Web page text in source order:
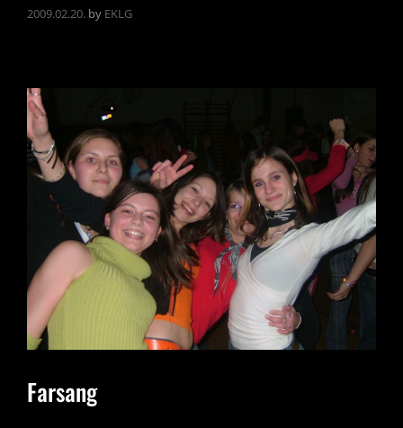
2009.02.20. by EKLG
Farsang